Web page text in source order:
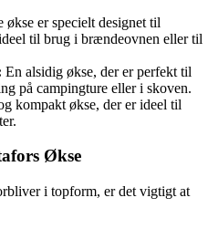
økse er specielt designet til
til brug i brændeovnen eller til
En alsidig økse, der er perfekt til
på campingture eller i skoven.
kompakt økse, der er ideel til
Økse
i topform, er det vigtigt at